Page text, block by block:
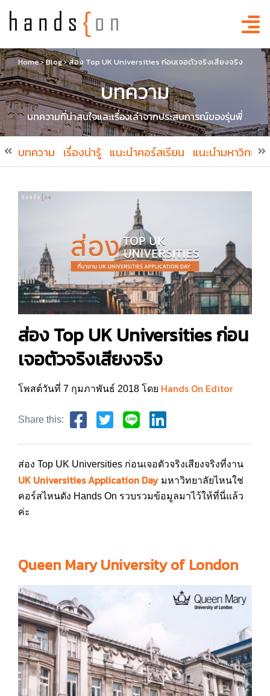
Home›Blog›ส่อง Top UK Universities ก่อนเจอตัวจริงเสียงจริง
บทความ
บทความที่น่าสนใจและเรื่องเล่าจากประสบการณ์ของรุ่นพี่
บทความ เรื่องน่ารู้ แนะนำคอร์สเรียน แนะนำมหาวิทยา
ส่อง Top UK Universities ก่อน
เจอตัวจริงเสียงจริง
โพสต์วันที่ 7 กุมภาพันธ์ 2018 โดย Hands On Editor
Share this:
ส่อง Top UK Universities ก่อนเจอตัวจริงเสียงจริงที่งาน
UK Universities Application Day มหาวิทยาลัยไหนใช่
คอร์สไหนดัง Hands On รวบรวมข้อมูลมาไว้ให้ที่นี่แล้ว
ค่ะ
Queen Mary University of London